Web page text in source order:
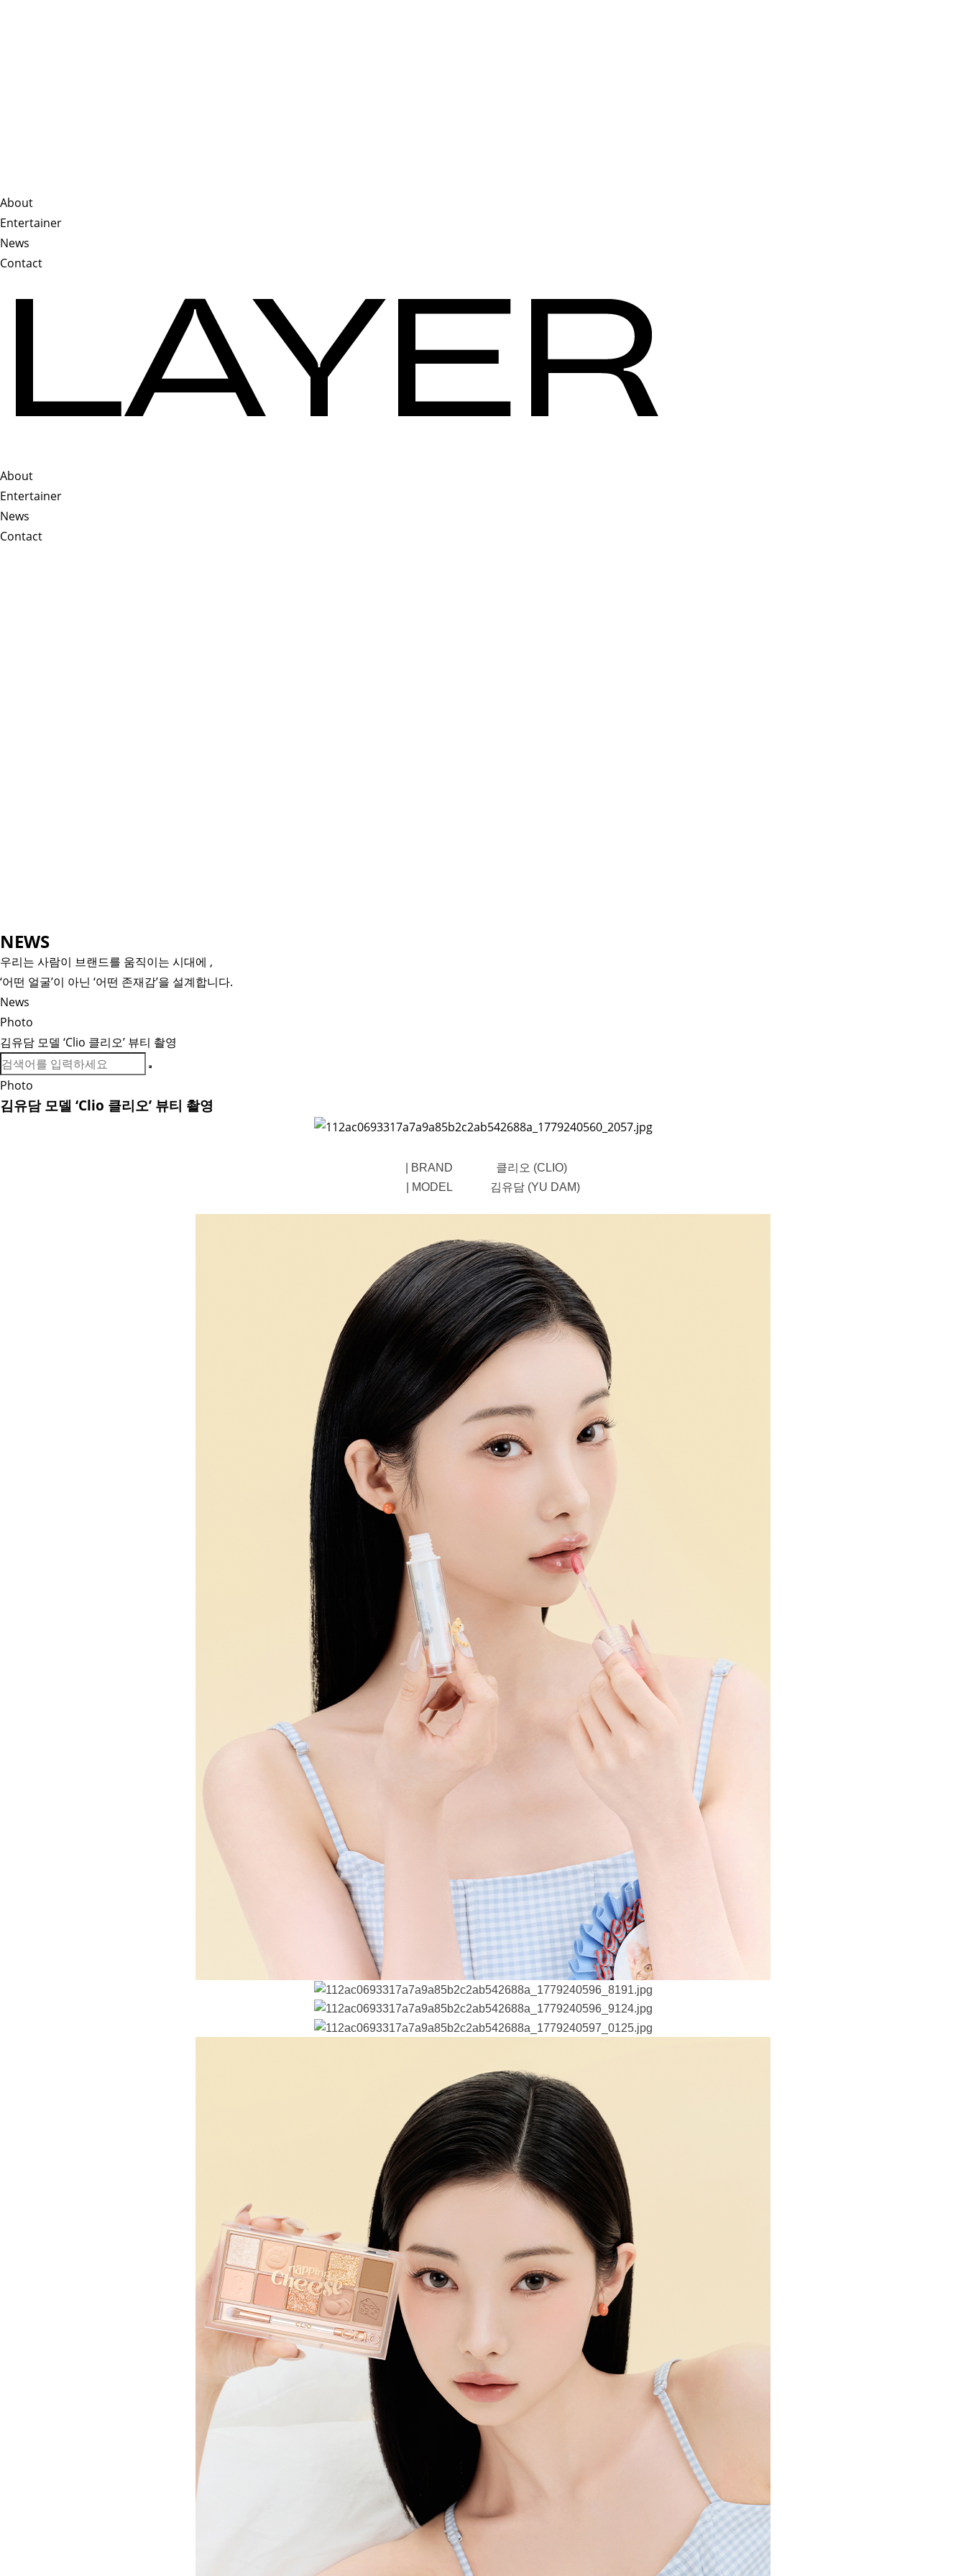
About
Entertainer
News
Contact
About
Entertainer
News
Contact
NEWS
우리는 사람이 브랜드를 움직이는 시대에 ,
‘어떤 얼굴’이 아닌 ‘어떤 존재감’을 설계합니다.
News
Photo
김유담 모델 ‘Clio 클리오’ 뷰티 촬영
Photo
김유담 모델 ‘Clio 클리오’ 뷰티 촬영
| BRAND 클리오 (CLIO)
| MODEL 김유담 (YU DAM)